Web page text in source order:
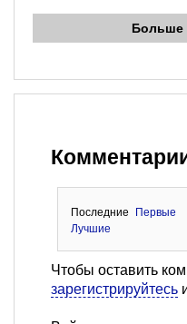
Больше
Последние
Первые
Лучшие
Чтобы оставить
зарегистрируйтесь